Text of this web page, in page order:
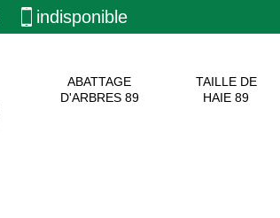
indisponible
ABATTAGE
D'ARBRES 89
TAILLE DE
HAIE 89